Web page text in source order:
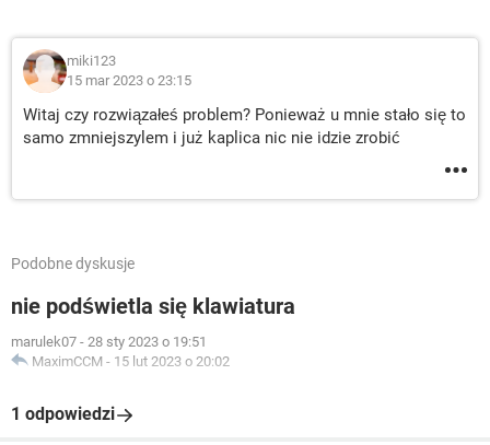
miki123
15 mar 2023 o 23:15
Witaj czy rozwiązałeś problem? Ponieważ u mnie stało się to
samo zmniejszylem i już kaplica nic nie idzie zrobić
Podobne dyskusje
nie podświetla się klawiatura
marulek07 - 28 sty 2023 o 19:51
MaximCCM - 15 lut 2023 o 20:02
1 odpowiedzi